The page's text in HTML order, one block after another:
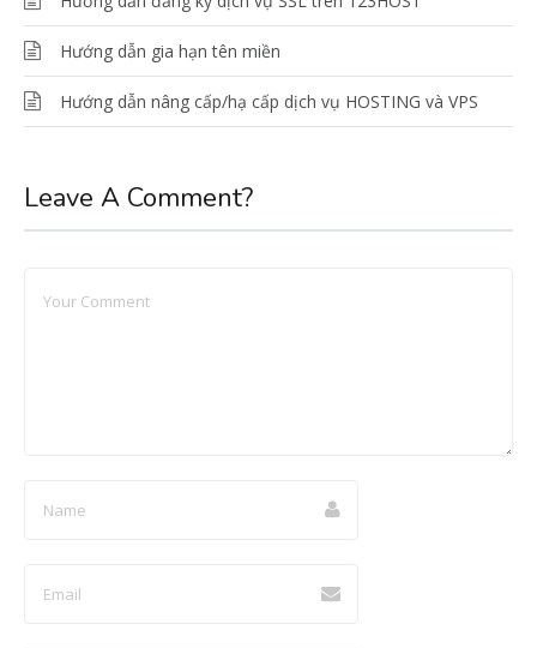
Hướng dẫn gia hạn tên miền
Hướng dẫn nâng cấp/hạ cấp dịch vụ HOSTING và VPS
Leave A Comment?